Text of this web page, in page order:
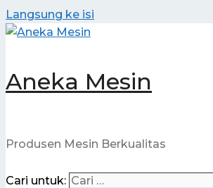
Langsung ke isi
Aneka Mesin
Produsen Mesin Berkualitas
Cari untuk: